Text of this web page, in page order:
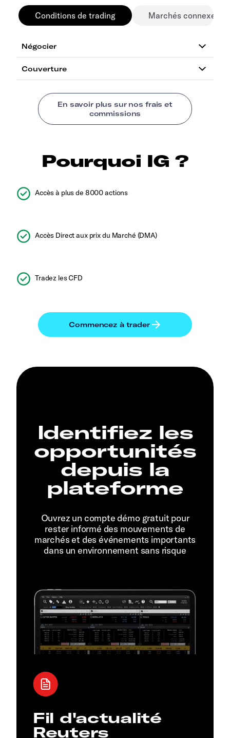
Conditions de trading Marchés connexes
Pourquoi IG ?
Accès à plus de 8000 actions
Accès Direct aux prix du Marché (DMA)
Tradez les CFD
Identifiez les
opportunités
depuis la
plateforme
Ouvrez un compte démo gratuit pour
rester informé des mouvements de
marchés et des événements importants
dans un environnement sans risque
Fil d'actualité
Reuters